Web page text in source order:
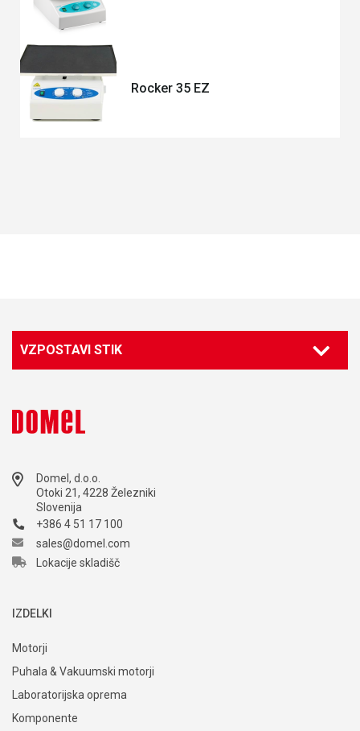
Rocker 35 EZ
VZPOSTAVI STIK
Domel, d.o.o.
Otoki 21, 4228 Železniki
Slovenija
+386 4 51 17 100
sales@domel.com
Lokacije skladišč
IZDELKI
Motorji
Puhala & Vakuumski motorji
Laboratorijska oprema
Komponente